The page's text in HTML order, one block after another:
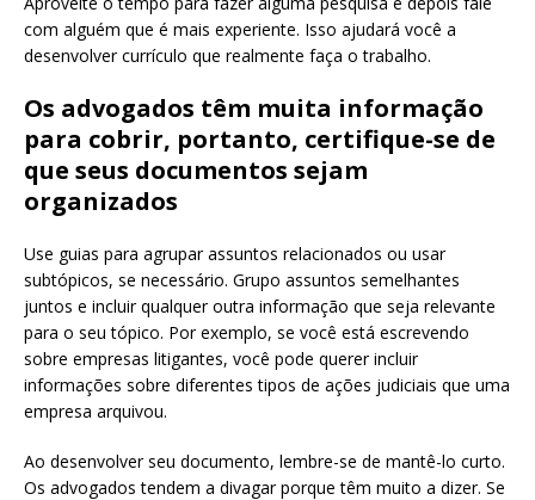
com alguém que é mais experiente. Isso ajudará você a
desenvolver currículo que realmente faça o trabalho.
Os advogados têm muita informação
para cobrir, portanto, certifique-se de
que seus documentos sejam
organizados
Use guias para agrupar assuntos relacionados ou usar
subtópicos, se necessário. Grupo assuntos semelhantes
juntos e incluir qualquer outra informação que seja relevante
para o seu tópico. Por exemplo, se você está escrevendo
sobre empresas litigantes, você pode querer incluir
informações sobre diferentes tipos de ações judiciais que uma
empresa arquivou.
Ao desenvolver seu documento, lembre-se de mantê-lo curto.
Os advogados tendem a divagar porque têm muito a dizer. Se